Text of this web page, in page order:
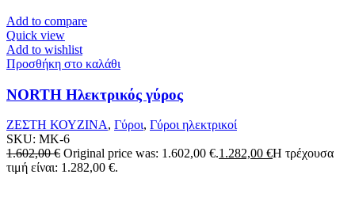
Add to compare
Quick view
Add to wishlist
Προσθήκη στο καλάθι
NORTH Ηλεκτρικός γύρος
ΖΕΣΤΗ ΚΟΥΖΙΝΑ, Γύροι, Γύροι ηλεκτρικοί
SKU: MK-6
1.602,00€ Original price was: 1.602,00 €.1.282,00 €Η τρέχουσα
τιμή είναι: 1.282,00 €.